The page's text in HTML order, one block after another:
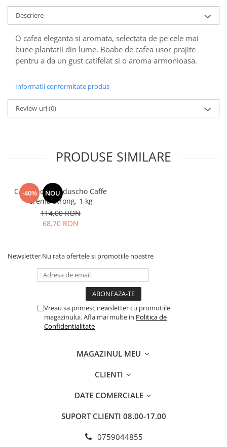
Descriere
O cafea eleganta si aromata, selectata de pe cele mai
bune plantatii din lume. Boabe de cafea usor prajite
pentru a da un gust catifelat si o aroma armonioasa.
Informatii conformitate produs
Review-uri(0)
PRODUSE SIMILARE
-40% NOU
Cafea boabe Eduscho Caffe
Crema Strong, 1 kg
114,00 RON
68,70 RON
Newsletter Nu rata ofertele si promotiile noastre
Vreau sa primesc newsletter cu promotiile
magazinului. Afla mai multe in Politica de
Confidentialitate
MAGAZINUL MEU
CLIENTI
DATE COMERCIALE
SUPORT CLIENTI 08.00-17.00
0759044855